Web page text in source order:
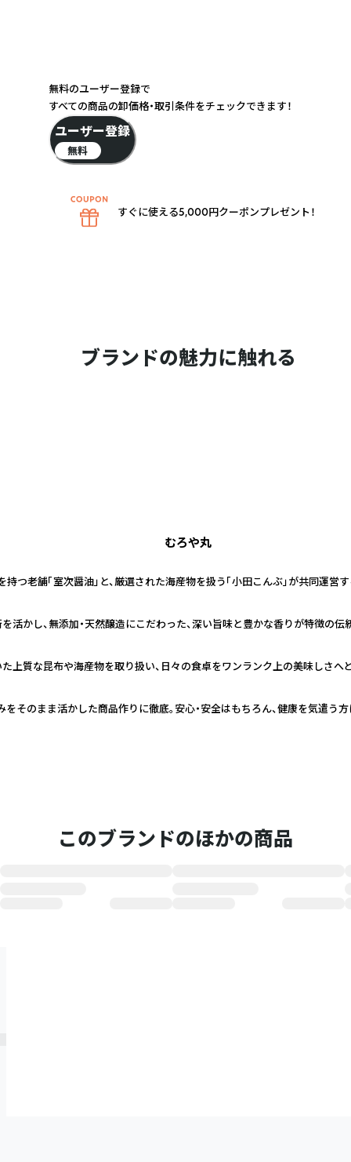
ブランドの魅力に触れる
むろや丸
つ老舗「室次醤油」と、厳選された海産物を扱う「小田こんぶ」が共同運営
活かし、無添加・天然醸造にこだわった、深い旨味と豊かな香りが特徴の
上質な昆布や海産物を取り扱い、日々の食卓をワンランク上の美味しさへ
そのまま活かした商品作りに徹底。安心・安全はもちろん、健康を気遣う方
このブランドのほかの商品
無料のユーザー登録で
すべての商品の卸価格・取引条件をチェックできます！
ユーザー登録
無料
すぐに使える5,000円クーポンプレゼント！